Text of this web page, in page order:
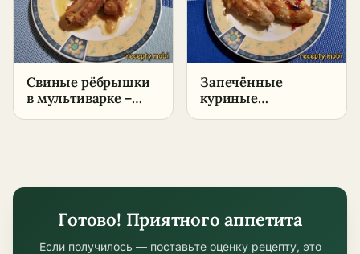
Свиные рёбрышки
в мультиварке –
Запечённые
куриные
Готово! Приятного аппетита
Если получилось — поставьте оценку рецепту, это